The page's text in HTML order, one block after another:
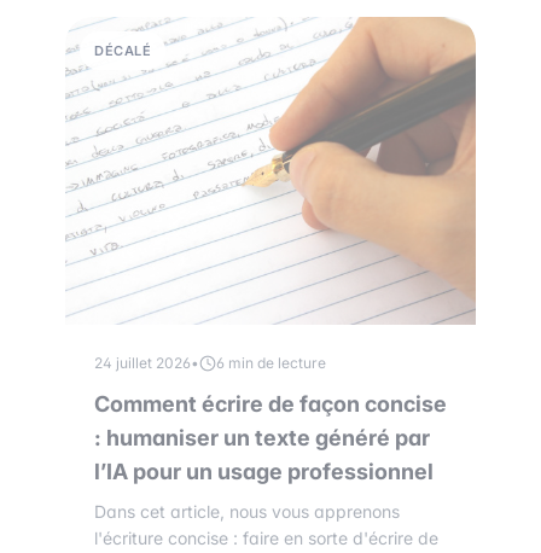
DÉCALÉ
24 juillet 2026• 6 min de lecture
Comment écrire de façon concise
: humaniser un texte généré par
l’IA pour un usage professionnel
Dans cet article, nous vous apprenons
l'écriture concise : faire en sorte d'écrire de